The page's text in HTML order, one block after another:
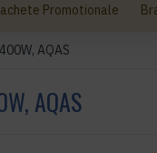
Promotionale
AQAS
AQAS